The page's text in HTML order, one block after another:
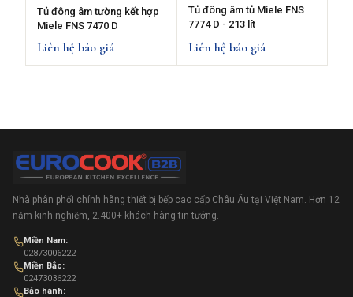
Tủ đông âm tường kết hợp
Miele FNS 7470 D
Liên hệ báo giá
Tủ đông âm tủ Miele FNS
7774 D - 213 lít
Liên hệ báo giá
Nhà phân phối chính hãng thiết bị bếp cao cấp Châu Âu tại Việt Nam. Hơn 12
năm kinh nghiệm, 2.400+ khách hàng tin tưởng.
Miền Nam:
02873006222
Miền Bắc:
02473036222
Bảo hành: